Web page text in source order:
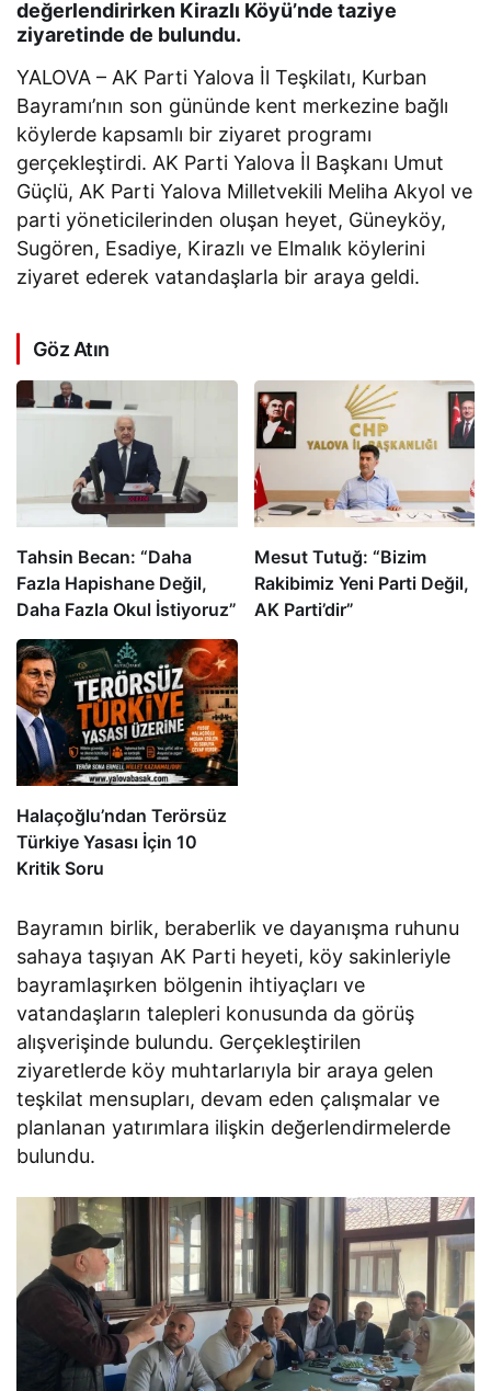
değerlendirirken Kirazlı Köyü’nde taziye
ziyaretinde de bulundu.
YALOVA – AK Parti Yalova İl Teşkilatı, Kurban
Bayramı’nın son gününde kent merkezine bağlı
köylerde kapsamlı bir ziyaret programı
gerçekleştirdi. AK Parti Yalova İl Başkanı Umut
Güçlü, AK Parti Yalova Milletvekili Meliha Akyol ve
parti yöneticilerinden oluşan heyet, Güneyköy,
Sugören, Esadiye, Kirazlı ve Elmalık köylerini
ziyaret ederek vatandaşlarla bir araya geldi.
Göz Atın
Tahsin Becan: “Daha
Fazla Hapishane Değil,
Daha Fazla Okul İstiyoruz”
Mesut Tutuğ: “Bizim
Rakibimiz Yeni Parti Değil,
AK Parti’dir”
Halaçoğlu’ndan Terörsüz
Türkiye Yasası İçin 10
Kritik Soru
Bayramın birlik, beraberlik ve dayanışma ruhunu
sahaya taşıyan AK Parti heyeti, köy sakinleriyle
bayramlaşırken bölgenin ihtiyaçları ve
vatandaşların talepleri konusunda da görüş
alışverişinde bulundu. Gerçekleştirilen
ziyaretlerde köy muhtarlarıyla bir araya gelen
teşkilat mensupları, devam eden çalışmalar ve
planlanan yatırımlara ilişkin değerlendirmelerde
bulundu.